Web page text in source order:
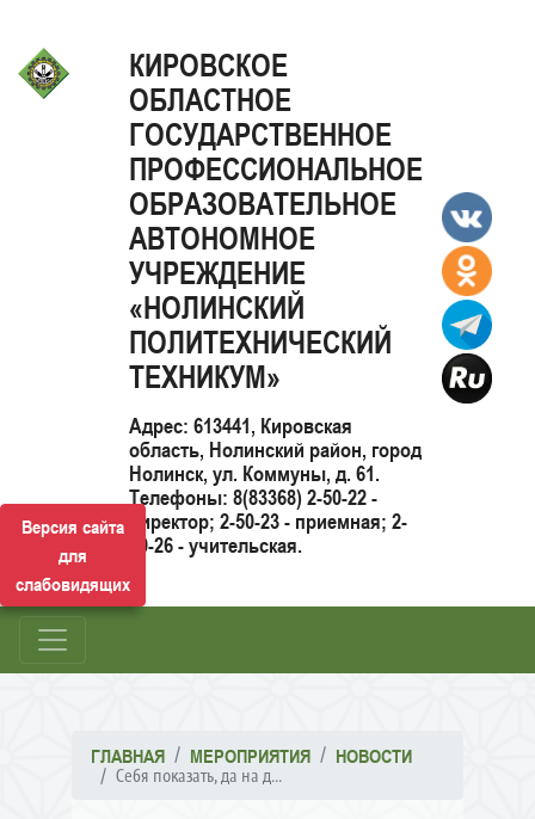
Версия сайта
для
слабовидящих
КИРОВСКОЕ
ОБЛАСТНОЕ
ГОСУДАРСТВЕННОЕ
ПРОФЕССИОНАЛЬНОЕ
ОБРАЗОВАТЕЛЬНОЕ
АВТОНОМНОЕ
УЧРЕЖДЕНИЕ
«НОЛИНСКИЙ
ПОЛИТЕХНИЧЕСКИЙ
ТЕХНИКУМ»
Адрес: 613441, Кировская
область, Нолинский район, город
Нолинск, ул. Коммуны, д. 61.
Телефоны: 8(83368) 2-50-22 -
директор; 2-50-23 - приемная; 2-
50-26 - учительская.
ГЛАВНАЯ МЕРОПРИЯТИЯ НОВОСТИ
Себя показать, да на д...